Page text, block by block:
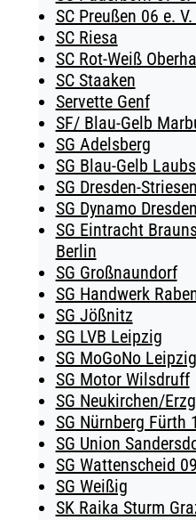
SC Preußen 06 e.
SC Riesa
SC Rot-Weiß
SC Staaken
Servette Genf
SF/ Blau-Gelb
SG Adelsberg
SG Blau-Gelb
SG Dresden-Striesen
SG Dynamo Dresden
SG Eintracht
Berlin
SG Großnaundorf
SG Handwerk
SG Jößnitz
SG LVB Leipzig
SG MoGoNo Leipzig
SG Motor Wilsdruff
SG Neukirchen/
SG Nürnberg Fürth
SG Union
SG Wattenscheid 09
SG Weißig
SK Raika Sturm